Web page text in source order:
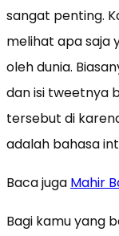
sangat penting.
melihat apa saja
oleh dunia.
dan isi tweetnya
tersebut di
adalah bahasa
Baca juga Mahir
Bagi kamu yang